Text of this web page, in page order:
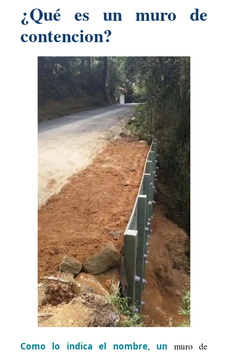
¿Qué es un muro de
contencion?
Como lo indica el nombre, un muro de